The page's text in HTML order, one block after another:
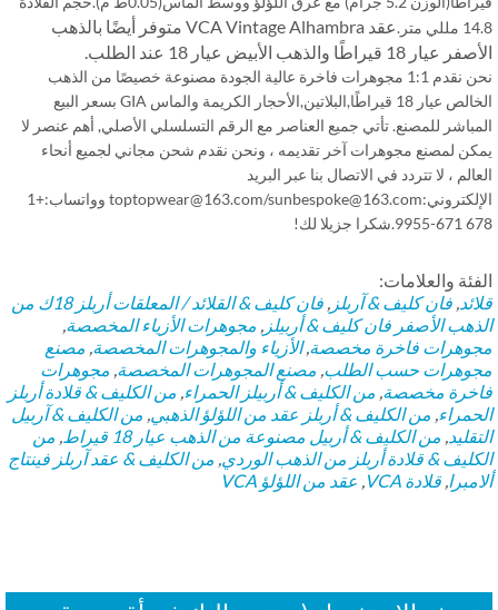
متر.
عقد VCA Vintage Alhambra متوفر أيضًا بالذهب
18 قيراطًا والذهب الأبيض عيار 18 عند الطلب.
نحن نقدم 1:1 مجوهرات فاخرة عالية الجودة مصنوعة خصيصًا من الذهب
الخالص عيار 18 قيراطًا,البلاتين,الأحجار الكريمة والماس GIA بسعر البيع
للمصنع. تأتي جميع العناصر مع الرقم التسلسلي الأصلي, أهم عنصر لا
لمصنع مجوهرات آخر تقديمه ، ونحن نقدم شحن مجاني لجميع أنحاء
، لا تتردد في الاتصال بنا عبر البريد
الإلكتروني:toptopwear@163.com/sunbespoke@163.com وواتساب:+1
جزيلا لك!
والعلامات:
,فان كليف & آربلز,فان كليف & القلائد / المعلقات أربلز
18ك من
الأصفر فان كليف & أربيلز,مجوهرات الأزياء المخصصة,
فاخرة مخصصة,الأزياء والمجوهرات المخصصة,مصنع
حسب الطلب,مصنع المجوهرات المخصصة,مجوهرات
مخصصة,من الكليف & أربيلز الحمراء,من الكليف & قلادة أربلز
,من الكليف & أربلز عقد من اللؤلؤ الذهبي,من الكليف & آربيل
,من الكليف & أربيل مصنوعة من الذهب عيار 18 قيراط ,من
& قلادة أربلز من الذهب الوردي,من الكليف & عقد آربلز فينتاج
,قلادة VCA ,عقد من اللؤلؤ VCA